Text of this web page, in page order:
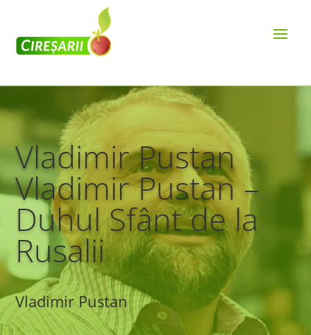
Vladimir Pustan
Vladimir Pustan –
Duhul Sfânt de la
Rusalii
Vladimir Pustan